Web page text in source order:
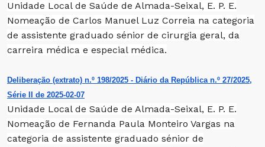
Unidade Local de Saúde de Almada-Seixal, E. P. E.
Nomeação de Carlos Manuel Luz Correia na categoria
de assistente graduado sénior de cirurgia geral, da
carreira médica e especial médica.
Deliberação (extrato) n.º 198/2025 - Diário da República n.º 27/2025,
Série II de 2025-02-07
Unidade Local de Saúde de Almada-Seixal, E. P. E.
Nomeação de Fernanda Paula Monteiro Vargas na
categoria de assistente graduado sénior de